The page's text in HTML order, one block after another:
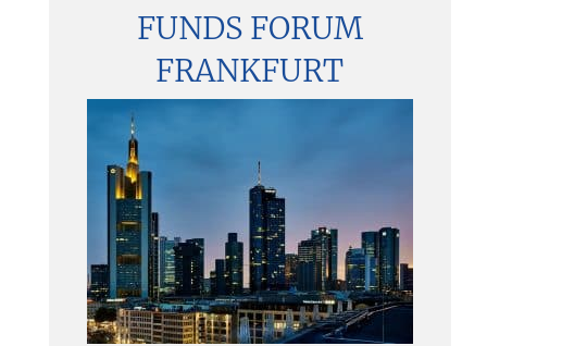
FUNDS FORUM
FRANKFURT